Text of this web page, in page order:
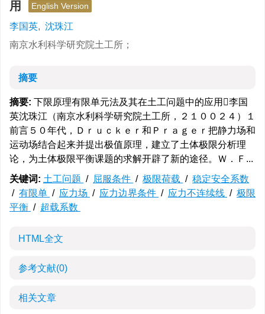
用
English Version
李国英, 沈珠江
南京水利科学研究院土工所；
摘要
摘要: 下限原理有限单元法及其在土工问题中的应用李国
英沈珠江（南京水利科学研究院土工所，２１００２４）１
前言５０年代，Ｄｒｕｃｋｅｒ和Ｐｒａｇｅｒ把静力场和
运动场结合起来并提出极值原理，建立了土体极限分析理
论，为土体极限平衡课题的求解开辟了新的途径。Ｗ．Ｆ...
关键词: 土工问题 / 屈服条件 / 极限荷载 / 稳定安全系数
/ 有限单 / 应力场 / 应力边界条件 / 应力不连续线 / 极限
平衡 / 超载系数
HTML全文
参考文献(0)
相关文章